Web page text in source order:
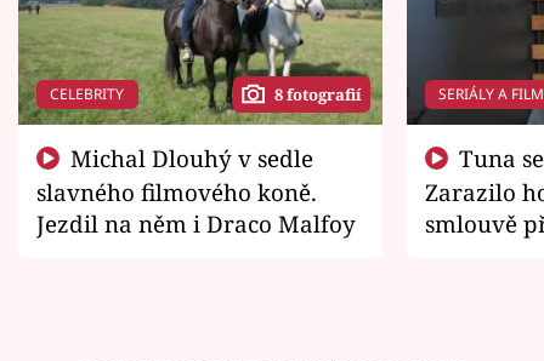
CELEBRITY 8 fotografií
slavného filmového koně.
Jezdil na něm i Draco Malfoy
SERIÁLY A
Zarazilo
smlouvě